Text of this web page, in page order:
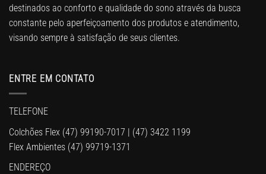
destinados ao conforto e qualidade do sono através da busca
constante pelo aperfeiçoamento dos produtos e atendimento,
visando sempre à satisfação de seus clientes.
ENTRE EM CONTATO
TELEFONE
Colchões Flex (47) 99190-7017 | (47) 3422 1199
Flex Ambientes (47) 99719-1371
ENDEREÇO